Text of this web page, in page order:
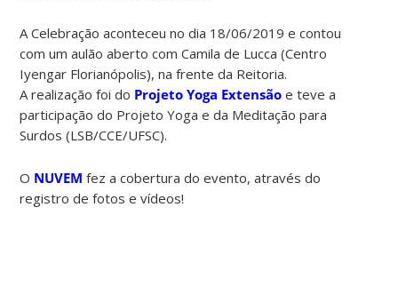
A Celebração aconteceu no dia 18/06/2019 e contou
com um aulão aberto com Camila de Lucca (Centro
Iyengar Florianópolis), na frente da Reitoria.
A realização foi do Projeto Yoga Extensão e teve a
participação do Projeto Yoga e da Meditação para
Surdos (LSB/CCE/UFSC).
O NUVEM fez a cobertura do evento, através do
registro de fotos e vídeos!